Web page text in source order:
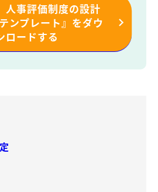
人事評価制度の設計
ンプレート』をダウ
ロードする